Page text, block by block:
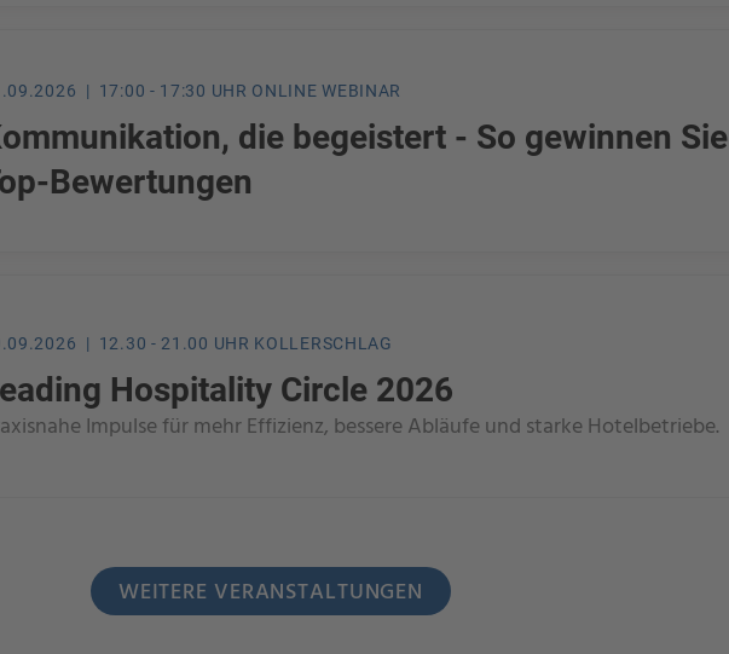
| 17:00 - 17:30 UHR ONLINE WEBINAR
die begeistert - So gewinnen Sie
Bewertungen
| 12.30 - 21.00 UHR KOLLERSCHLAG
Hospitality Circle 2026
Impulse für mehr Effizienz, bessere Abläufe und starke Hotelbetriebe.
WEITERE VERANSTALTUNGEN